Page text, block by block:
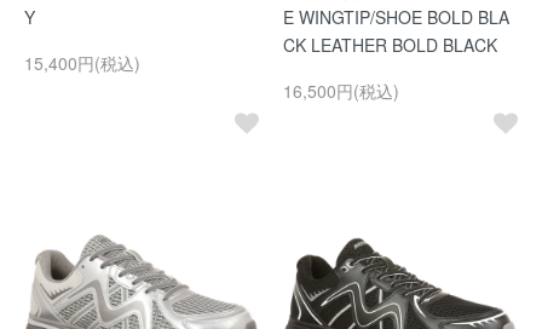
Y
15,400円(税込)
E WINGTIP/SHOE BOLD BLA
CK LEATHER BOLD BLACK
16,500円(税込)